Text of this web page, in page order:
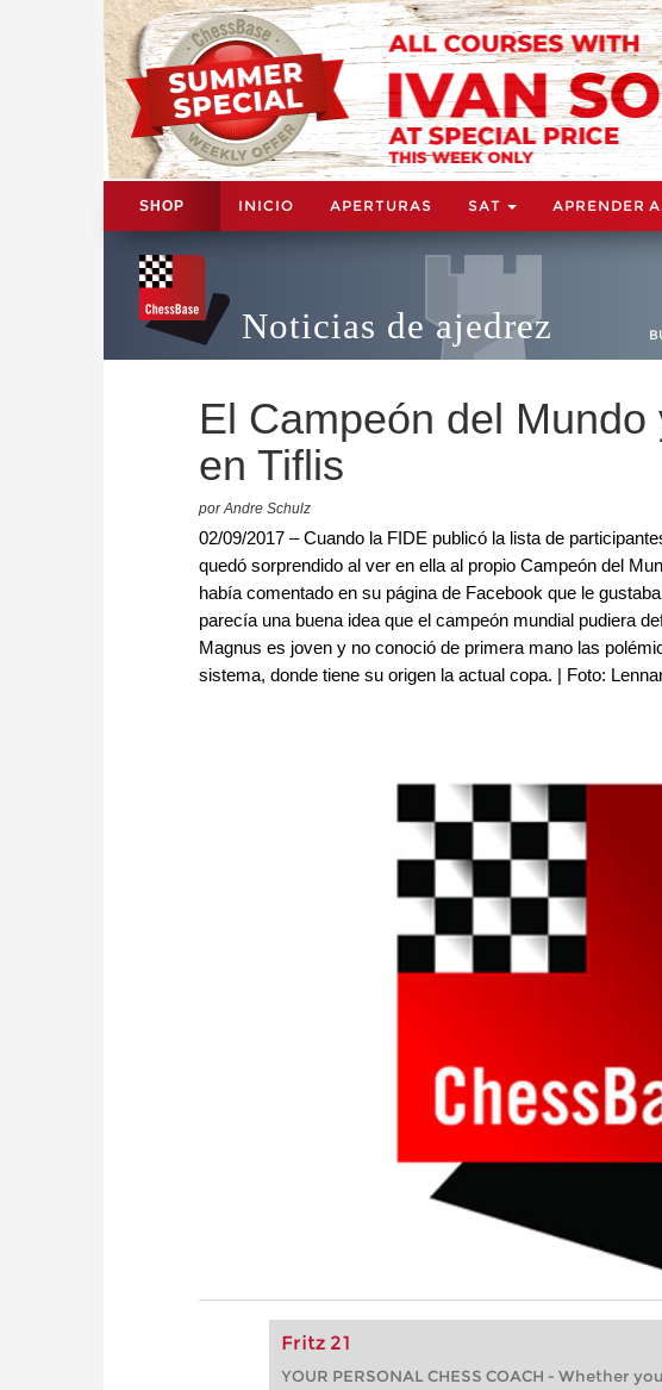
SHOP INICIO APERTURAS SAT APRENDER
Noticias de ajedrez
El Campeón del
en Tiflis
por Andre Schulz
02/09/2017 – Cuando la FIDE publicó la lista de
quedó sorprendido al ver en ella al propio Campeón del
había comentado en su página de Facebook que le
parecía una buena idea que el campeón mundial pudiera
Magnus es joven y no conoció de primera mano las
sistema, donde tiene su origen la actual copa. | Foto:
Fritz 21
YOUR PERSONAL CHESS COACH - Whether